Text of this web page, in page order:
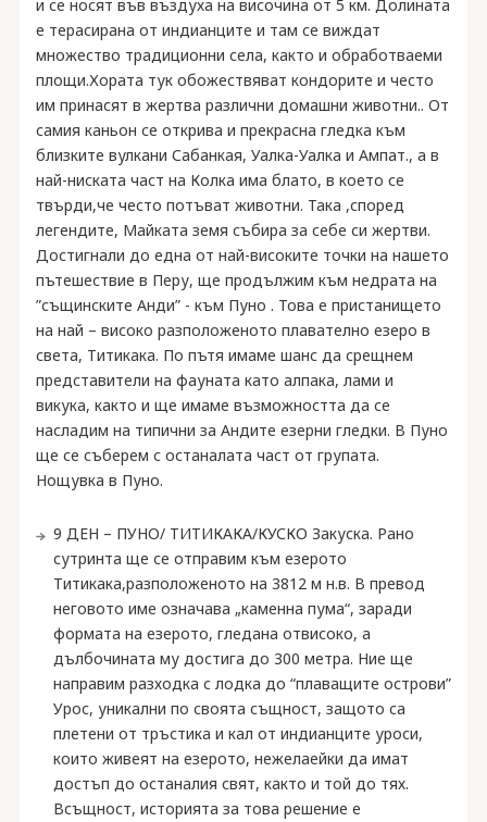
и се носят във въздуха на височина от 5 км. Долината
е терасирана от индианците и там се виждат
множество традиционни села, както и обработваеми
площи.Хората тук обожествяват кондорите и често
им принасят в жертва различни домашни животни.. От
самия каньон се открива и прекрасна гледка към
близките вулкани Сабанкая, Уалка-Уалка и Ампат., а в
най-ниската част на Колка има блато, в което се
твърди,че често потъват животни. Така ,според
легендите, Майката земя събира за себе си жертви.
Достигнали до една от най-високите точки на нашето
пътешествие в Перу, ще продължим към недрата на
”същинските Анди” - към Пуно . Това е пристанището
на най – високо разположеното плавателно езеро в
света, Титикака. По пътя имаме шанс да срещнем
представители на фауната като алпака, лами и
викука, както и ще имаме възможността да се
насладим на типични за Андите езерни гледки. В Пуно
ще се съберем с останалата част от групата.
Нощувка в Пуно.
9 ДЕН – ПУНО/ ТИТИКАКА/КУСКО Закуска. Рано
сутринта ще се отправим към езерото
Титикака,разположеното на 3812 м н.в. В превод
неговото име означава „каменна пума“, заради
формата на езерото, гледана отвисоко, а
дълбочината му достига до 300 метра. Ние ще
направим разходка с лодка до “плаващите острови”
Урос, уникални по своята същност, защото са
плетени от тръстика и кал от индианците уроси,
които живеят на езерото, нежелаейки да имат
достъп до останалия свят, както и той до тях.
Всъщност, историята за това решение е